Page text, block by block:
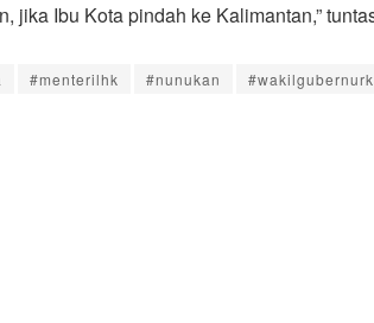
jika Ibu Kota pindah ke Kalimantan,”
#menterilhk #nunukan